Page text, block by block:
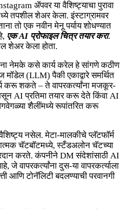
ॲपवर या वैशिष्ट्याचा पुरावा
तपशील शेअर केला. इंस्टाग्रामवर
तो एक नवीन मेनू पर्याय शोधण्यात
एक AI प्रोफाइल चित्र तयार करा.
शेअर केला होता.
नेमके कसे कार्य करेल हे सांगणे कठीण
मॉडेल (LLM) पैकी एकाद्वारे समर्थित
करू शकते – ते वापरकर्त्यांना मजकूर-
AI प्रतिमा तयार करू देते किंवा AI
शैलींमध्ये रूपांतरित करू
नसेल. मेटा-मालकीचे प्लॅटफॉर्म
चॅटबॉटमध्ये, स्टँडअलोन चॅटच्या
करते. कंपनीने DM संदेशांसाठी AI
वापरकर्त्यांना दुस-या वापरकर्त्याला
आणि टोनॅलिटी बदलण्याची परवानगी